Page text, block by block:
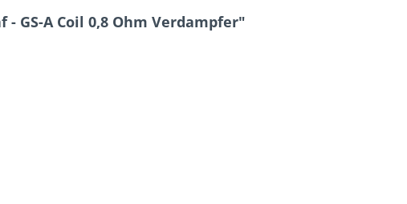
GS-A Coil 0,8 Ohm Verdampfer"